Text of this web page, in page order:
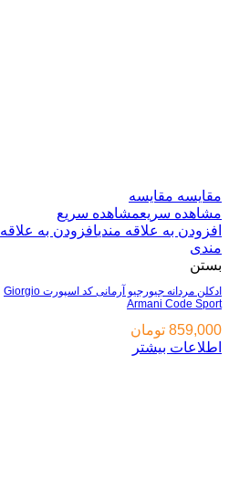
مقایسه مقایسه
مشاهده سریعمشاهده سریع
افزودن به علاقه مندیافزودن به علاقه
مندی
بستن
ادکلن مردانه جیورجیو آرمانی کد اسپورت Giorgio
Armani Code Sport
859,000 تومان
اطلاعات بیشتر